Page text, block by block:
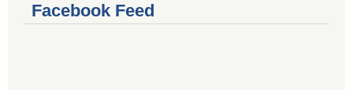
Facebook Feed